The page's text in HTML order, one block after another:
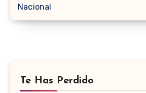
Nacional
Te Has Perdido